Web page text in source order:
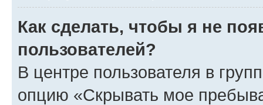
Как сделать, чтобы я не
пользователей?
В центре пользователя в
опцию «Скрывать мое